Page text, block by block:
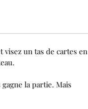
visez un tas de cartes en
la partie. Mais